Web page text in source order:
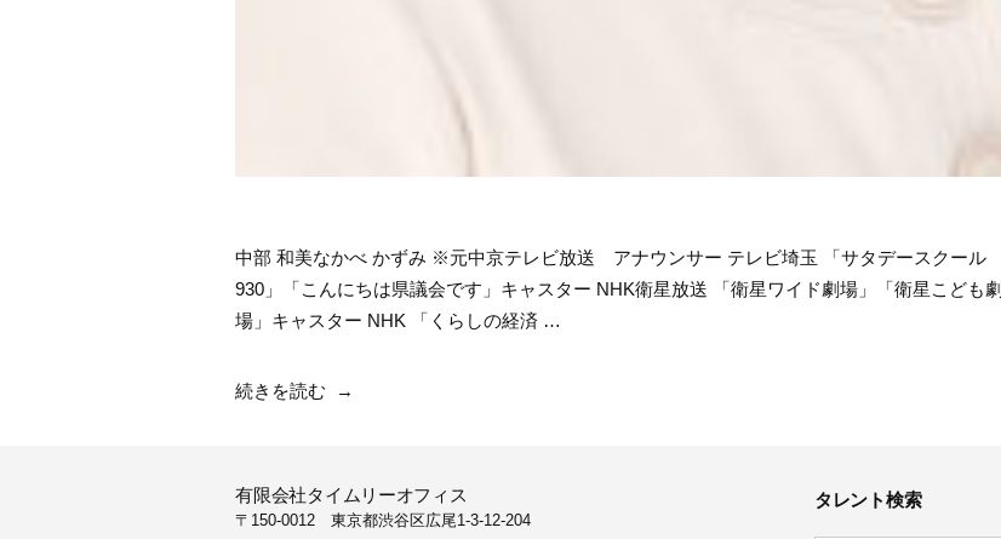
中部 和美なかべ かずみ ※元中京テレビ放送 アナウンサー テレビ埼玉 「サタデースクール
930」「こんにちは県議会です」キャスター NHK衛星放送 「衛星ワイド劇場」「衛星こども劇
場」キャスター NHK 「くらしの経済 …
“中
美”
の
続きを読む
有限会社タイムリーオフィス
〒150-0012 東京都渋谷区広尾1-3-12-204
タレント検索